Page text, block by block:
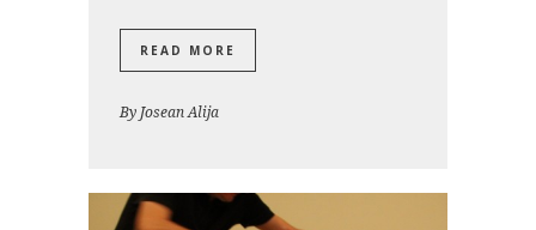
READ MORE
By Josean Alija